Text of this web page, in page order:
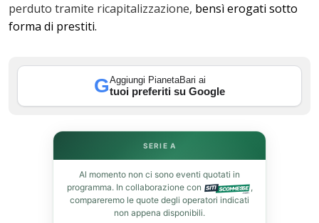
perduto tramite ricapitalizzazione, bensì erogati sotto
forma di prestiti.
GAggiungi PianetaBari ai
tuoi preferiti su Google
SERIE A
Al momento non ci sono eventi quotati in
programma. In collaborazione con
,
compareremo le quote degli operatori indicati
non appena disponibili.